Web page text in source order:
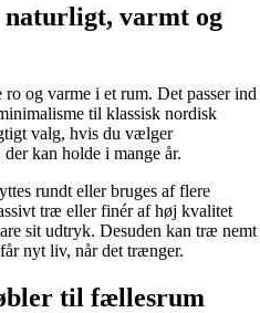
varmt og
og varme i et rum. Det passer ind
til klassisk nordisk
valg, hvis du vælger
kan holde i mange år.
rundt eller bruges af flere
træ eller finér af høj kvalitet
sit udtryk. Desuden kan træ nemt
nyt liv, når det trænger.
til fællesrum